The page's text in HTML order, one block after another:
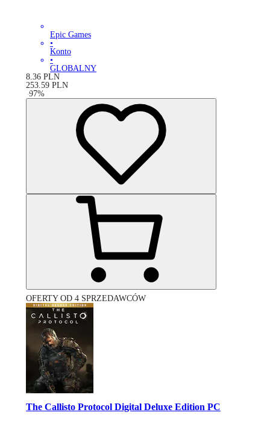
Epic Games
•
Konto
•
GLOBALNY
8.36 PLN
253.59 PLN
-97%
OFERTY OD 4 SPRZEDAWCÓW
The Callisto Protocol Digital Deluxe Edition PC